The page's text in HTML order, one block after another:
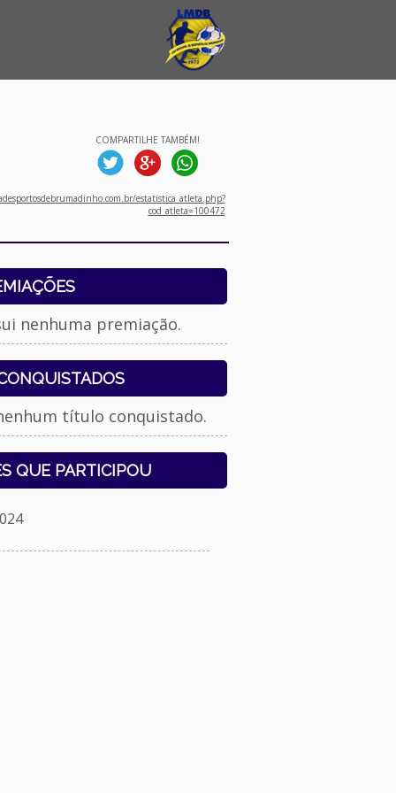
COMPARTILHE TAMBÉM!
estatistica_atleta.php?
cod_atleta=100472
nenhuma premiação.
título conquistado.
QUE PARTICIPOU